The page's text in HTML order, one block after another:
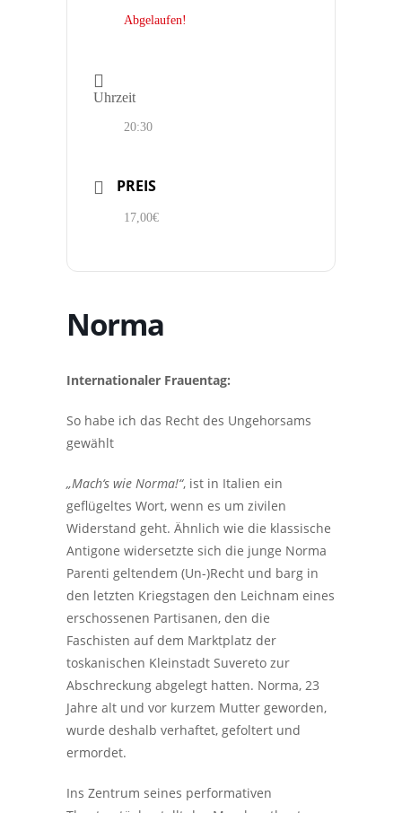
Abgelaufen!
Uhrzeit
20:30
PREIS
17,00€
Norma
Internationaler Frauentag:
So habe ich das Recht des Ungehorsams
gewählt
„Mach‘s wie Norma!“, ist in Italien ein
geflügeltes Wort, wenn es um zivilen
Widerstand geht. Ähnlich wie die klassische
Antigone widersetzte sich die junge Norma
Parenti geltendem (Un-)Recht und barg in
den letzten Kriegstagen den Leichnam eines
erschossenen Partisanen, den die
Faschisten auf dem Marktplatz der
toskanischen Kleinstadt Suvereto zur
Abschreckung abgelegt hatten. Norma, 23
Jahre alt und vor kurzem Mutter geworden,
wurde deshalb verhaftet, gefoltert und
ermordet.
Ins Zentrum seines performativen